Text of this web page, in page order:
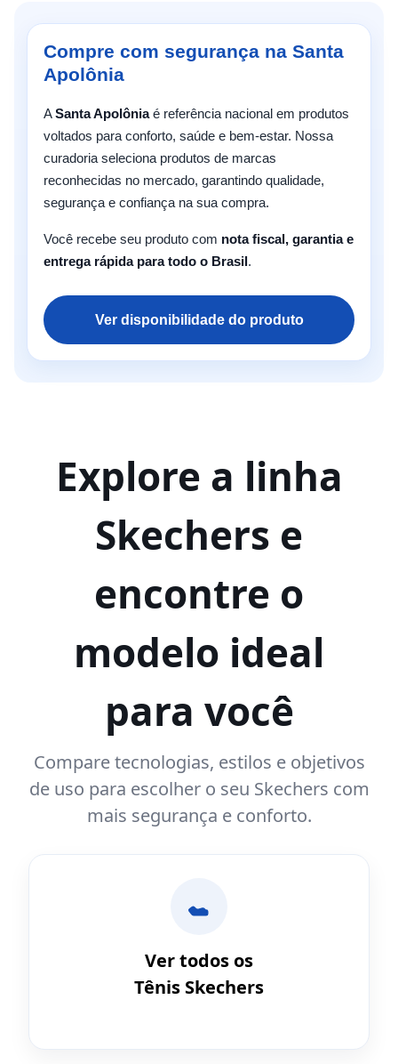
Compre com segurança na Santa
Apolônia
ASanta Apolôniaé referência nacional em produtos
voltados para conforto, saúde e bem-estar. Nossa
curadoria seleciona produtos de marcas
reconhecidas no mercado, garantindo qualidade,
segurança e confiança na sua compra.
Você recebe seu produto com nota fiscal, garantia e
entrega rápida para todo o Brasil.
Ver disponibilidade do produto
Explore a linha
Skechers e
encontre o
modelo ideal
para você
Compare tecnologias, estilos e objetivos
de uso para escolher o seu Skechers com
mais segurança e conforto.
Ver todos os
Tênis Skechers